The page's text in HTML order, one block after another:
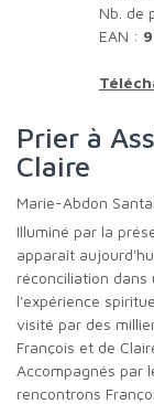
Nb. de
EAN :
Prier à Assise avec François et
Claire
Marie-Abdon
Illuminé par la présence de François et Claire, le site d'Assise
apparaît
réconciliation
l'expérience
visité par des
François et de
Accompagnés par
rencontrons